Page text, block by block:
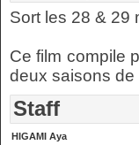
Sort les 28 & 29
Ce film compile
deux saisons de
Staff
HIGAMI Aya